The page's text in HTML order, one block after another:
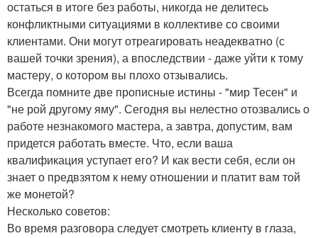
остаться в итоге без работы, никогда не делитесь
конфликтными ситуациями в коллективе со своими
клиентами. Они могут отреагировать неадекватно (с
вашей точки зрения), а впоследствии - даже уйти к тому
мастеру, о котором вы плохо отзывались.
Всегда помните две прописные истины - "мир Тесен" и
"не рой другому яму". Сегодня вы нелестно отозвались о
работе незнакомого мастера, а завтра, допустим, вам
придется работать вместе. Что, если ваша
квалификация уступает его? И как вести себя, если он
знает о предвзятом к нему отношении и платит вам той
же монетой?
Несколько советов:
Во время разговора следует смотреть клиенту в глаза,